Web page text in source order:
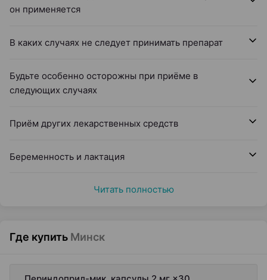
он применяется
В каких случаях не следует принимать препарат
Будьте особенно осторожны при приёме в
следующих случаях
Приём других лекарственных средств
Беременность и лактация
Читать полностью
Где купить Минск